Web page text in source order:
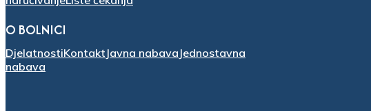
O BOLNICI
DjelatnostiKontakt Javna nabava Jednostavna
nabava